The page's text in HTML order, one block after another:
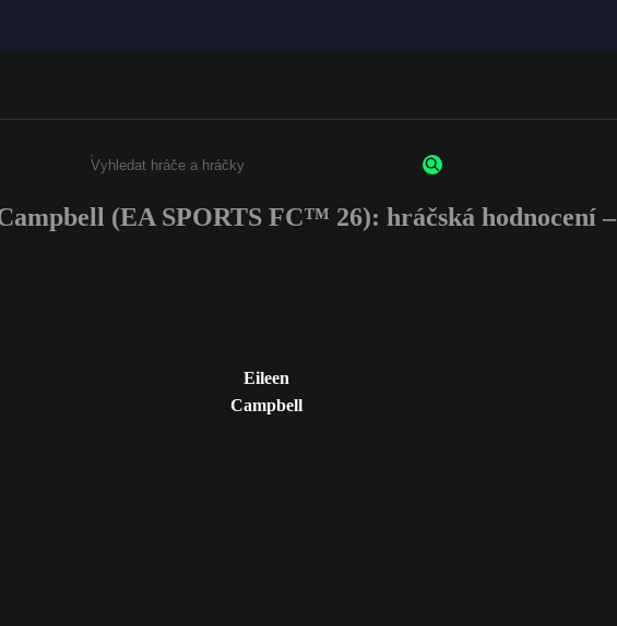
Enter a minimum of 3 characters or numbers
(EA SPORTS FC™ 26): hráčská hodnocení –
Eileen
Campbell